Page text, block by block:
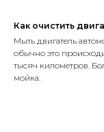
Как очистить
Мыть двигатель
обычно это
тысяч километров.
мойка.